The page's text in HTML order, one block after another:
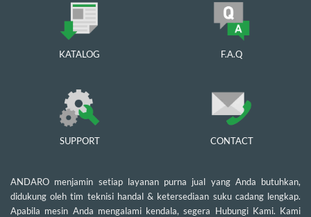
KATALOG F.A.Q
SUPPORT CONTACT
ANDARO menjamin setiap layanan purna jual yang Anda butuhkan,
didukung oleh tim teknisi handal & ketersediaan suku cadang lengkap.
Apabila mesin Anda mengalami kendala, segera Hubungi Kami. Kami